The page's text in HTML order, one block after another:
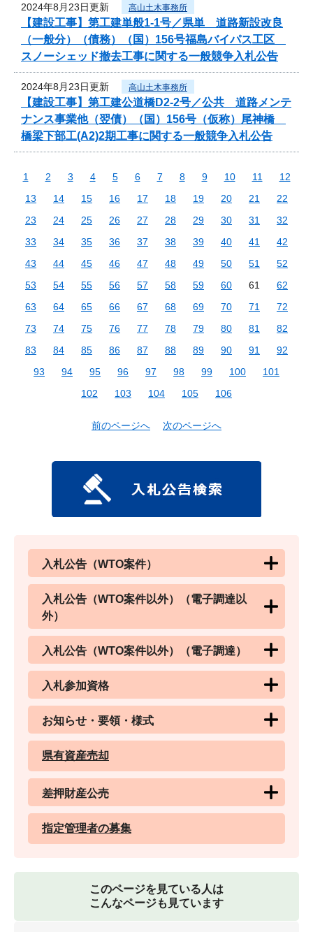
2024年8月23日更新 高山土木事務所
【建設工事】第工建単般1-1号／県単 道路新設改良
（一般分）（債務）（国）156号福島バイパス工区
スノーシェッド撤去工事に関する一般競争入札公告
2024年8月23日更新 高山土木事務所
【建設工事】第工建公道橋D2-2号／公共 道路メンテ
ナンス事業他（翌債）（国）156号（仮称）尾神橋
橋梁下部工(A2)2期工事に関する一般競争入札公告
1 2 3 4 5 6 7 8 9 10 11
12
13
14 15 16 17 18 19 20 21
22
23
24 25 26 27 28 29 30 31
32
33
34 35 36 37 38 39 40 41
42
43
44 45 46 47 48 49 50 51
52
53
54 55 56 57 58 59 60 61
62
63
64 65 66 67 68 69 70 71
72
73
74 75 76 77 78 79 80 81
82
83
84 85 86 87 88 89 90 91
92
93
94 95 96 97 98 99 100
101
102
103 104 105 106
前のページへ 次のページへ
入札公告（WTO案件）
入札公告（WTO案件以外）（電子調達以
外）
入札公告（WTO案件以外）（電子調達）
入札参加資格
お知らせ・要領・様式
県有資産売却
差押財産公売
指定管理者の募集
このページを見ている人は
こんなページも見ています